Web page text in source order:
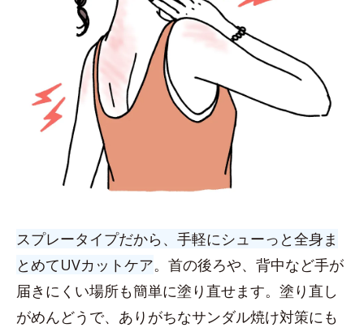
スプレータイプだから、手軽にシューっと全身ま
とめてUVカットケア。首の後ろや、背中など手が
届きにくい場所も簡単に塗り直せます。塗り直し
がめんどうで、ありがちなサンダル焼け対策にも